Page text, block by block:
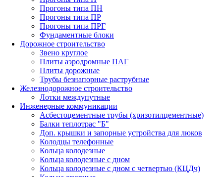
Прогоны типа ПН
Прогоны типа ПР
Прогоны типа ПРГ
Фундаментные блоки
Дорожное строительство
Звено круглое
Плиты аэродромные ПАГ
Плиты дорожные
Трубы безнапорные раструбные
Железнодорожное строительство
Лотки междупутные
Инженерные коммуникации
Асбестоцементные трубы (хризотилцементные)
Балки теплотрас "Б"
Доп. крышки и запорные устройства для люков
Колодцы телефонные
Кольца колодезные
Кольца колодезные с дном
Кольца колодезные с дном с четвертью (КЦДч)